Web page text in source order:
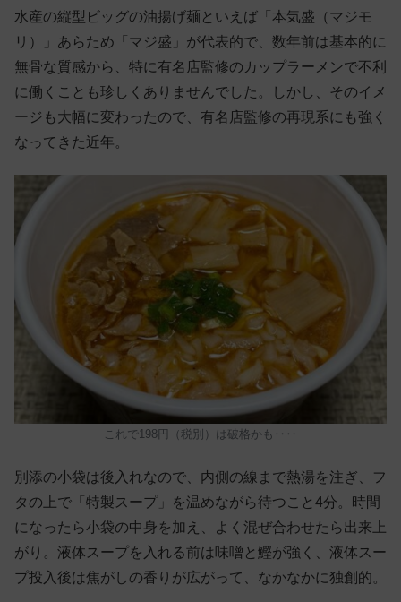
水産の縦型ビッグの油揚げ麺といえば「本気盛（マジモ
リ）」あらため「マジ盛」が代表的で、数年前は基本的に
無骨な質感から、特に有名店監修のカップラーメンで不利
に働くことも珍しくありませんでした。しかし、そのイメ
ージも大幅に変わったので、有名店監修の再現系にも強く
なってきた近年。
これで198円（税別）は破格かも‥‥
別添の小袋は後入れなので、内側の線まで熱湯を注ぎ、フ
タの上で「特製スープ」を温めながら待つこと4分。時間
になったら小袋の中身を加え、よく混ぜ合わせたら出来上
がり。液体スープを入れる前は味噌と鰹が強く、液体スー
プ投入後は焦がしの香りが広がって、なかなかに独創的。